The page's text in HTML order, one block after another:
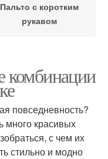
Пальто с коротким
рукавом
комбинации
повседневность?
много красивых
с чем их
стильно и модно